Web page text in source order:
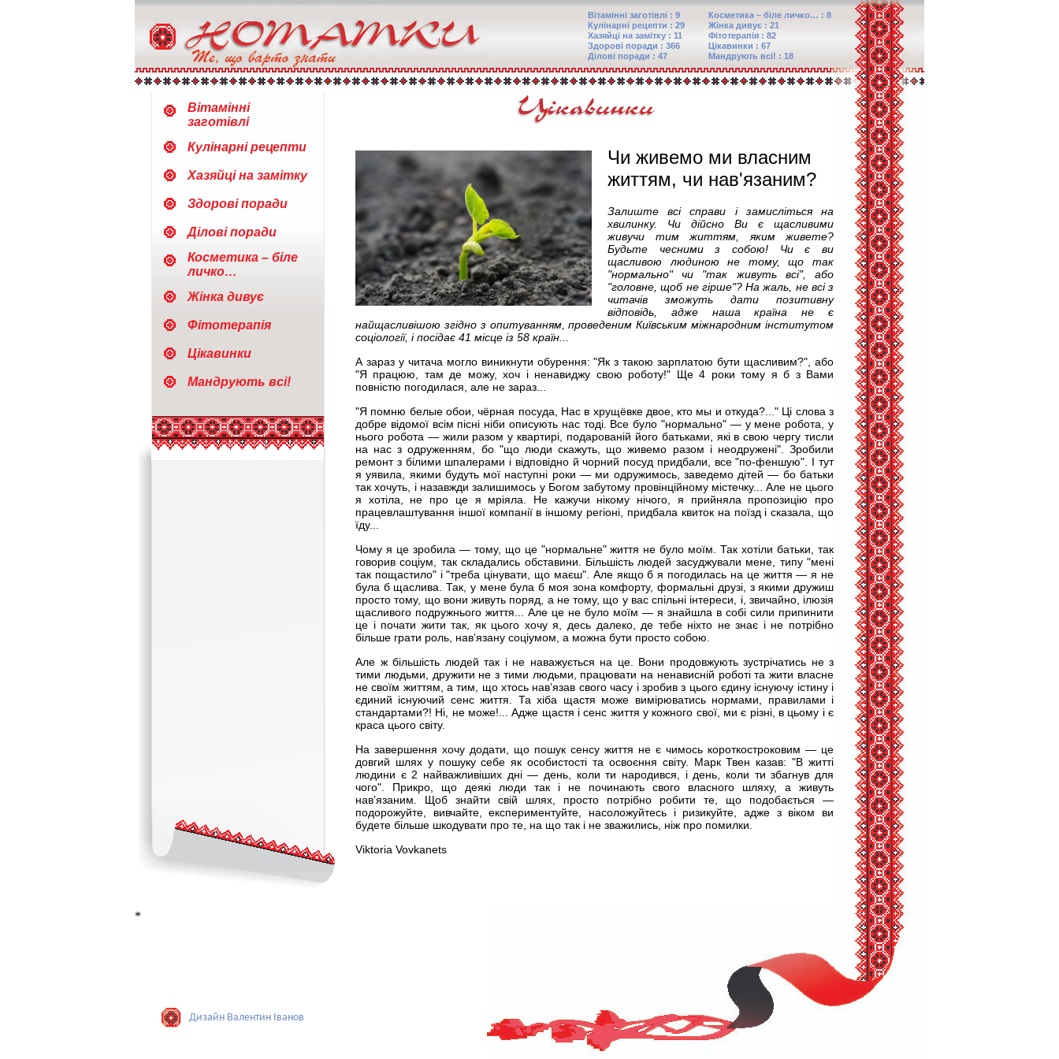
Косметика – біле личко… : 8
Жінка дивує : 21
Фітотерапія : 82
Цікавинки : 67
Мандрують всі! : 18
Вітамінні заготівлі : 9
Кулінарні рецепти : 29
Хазяйці на замітку : 11
Здорові поради : 366
Ділові поради : 47
Вітамінні
заготівлі
Кулінарні рецепти
Хазяйці на замітку
Здорові поради
Ділові поради
Косметика – біле
личко…
Жінка дивує
Фітотерапія
Цікавинки
Мандрують всі!
Чи живемо ми власним
життям, чи нав'язаним?
Залиште всі справи і замисліться на
хвилинку. Чи дійсно Ви є щасливими
живучи тим життям, яким живете?
Будьте чесними з собою! Чи є ви
щасливою людиною не тому, що так
"нормально" чи "так живуть всі", або
"головне, щоб не гірше"? На жаль, не всі з
читачів зможуть дати позитивну
відповідь, адже наша країна не є
найщасливішою згідно з опитуванням, проведеним Київським міжнародним інститутом
соціології, і посідає 41 місце із 58 країн...
А зараз у читача могло виникнути обурення: "Як з такою зарплатою бути щасливим?", або
"Я працюю, там де можу, хоч і ненавиджу свою роботу!" Ще 4 роки тому я б з Вами
повністю погодилася, але не зараз...
"Я помню белые обои, чёрная посуда, Нас в хрущёвке двое, кто мы и откуда?..." Ці слова з
добре відомої всім пісні ніби описують нас тоді. Все було "нормально" — у мене робота, у
нього робота — жили разом у квартирі, подарованій його батьками, які в свою чергу тисли
на нас з одруженням, бо "що люди скажуть, що живемо разом і неодружені". Зробили
ремонт з білими шпалерами і відповідно й чорний посуд придбали, все "по-феншую". І тут
я уявила, якими будуть мої наступні роки — ми одружимось, заведемо дітей — бо батьки
так хочуть, і назавжди залишимось у Богом забутому провінційному містечку... Але не цього
я хотіла, не про це я мріяла. Не кажучи нікому нічого, я прийняла пропозицію про
працевлаштування іншої компанії в іншому регіоні, придбала квиток на поїзд і сказала, що
їду...
Чому я це зробила — тому, що це "нормальне" життя не було моїм. Так хотіли батьки, так
говорив соціум, так складались обставини. Більшість людей засуджували мене, типу "мені
так пощастило" і "треба цінувати, що маєш". Але якщо б я погодилась на це життя — я не
була б щаслива. Так, у мене була б моя зона комфорту, формальні друзі, з якими дружиш
просто тому, що вони живуть поряд, а не тому, що у вас спільні інтереси, і, звичайно, ілюзія
щасливого подружнього життя... Але це не було моїм — я знайшла в собі сили припинити
це і почати жити так, як цього хочу я, десь далеко, де тебе ніхто не знає і не потрібно
більше грати роль, нав’язану соціумом, а можна бути просто собою.
Але ж більшість людей так і не наважується на це. Вони продовжують зустрічатись не з
тими людьми, дружити не з тими людьми, працювати на ненависній роботі та жити власне
не своїм життям, а тим, що хтось нав’язав свого часу і зробив з цього єдину існуючу істину і
єдиний існуючий сенс життя. Та хіба щастя може вимірюватись нормами, правилами і
стандартами?! Ні, не може!... Адже щастя і сенс життя у кожного свої, ми є різні, в цьому і є
краса цього світу.
На завершення хочу додати, що пошук сенсу життя не є чимось короткостроковим — це
довгий шлях у пошуку себе як особистості та освоєння світу. Марк Твен казав: "В житті
людини є 2 найважливіших дні — день, коли ти народився, і день, коли ти збагнув для
чого". Прикро, що деякі люди так і не починають свого власного шляху, а живуть
нав’язаним. Щоб знайти свій шлях, просто потрібно робити те, що подобається —
подорожуйте, вивчайте, експериментуйте, насоложуйтесь і ризикуйте, адже з віком ви
будете більше шкодувати про те, на що так і не зважились, ніж про помилки.
Viktoria Vovkanets
*
Дизайн Валентин Iванов